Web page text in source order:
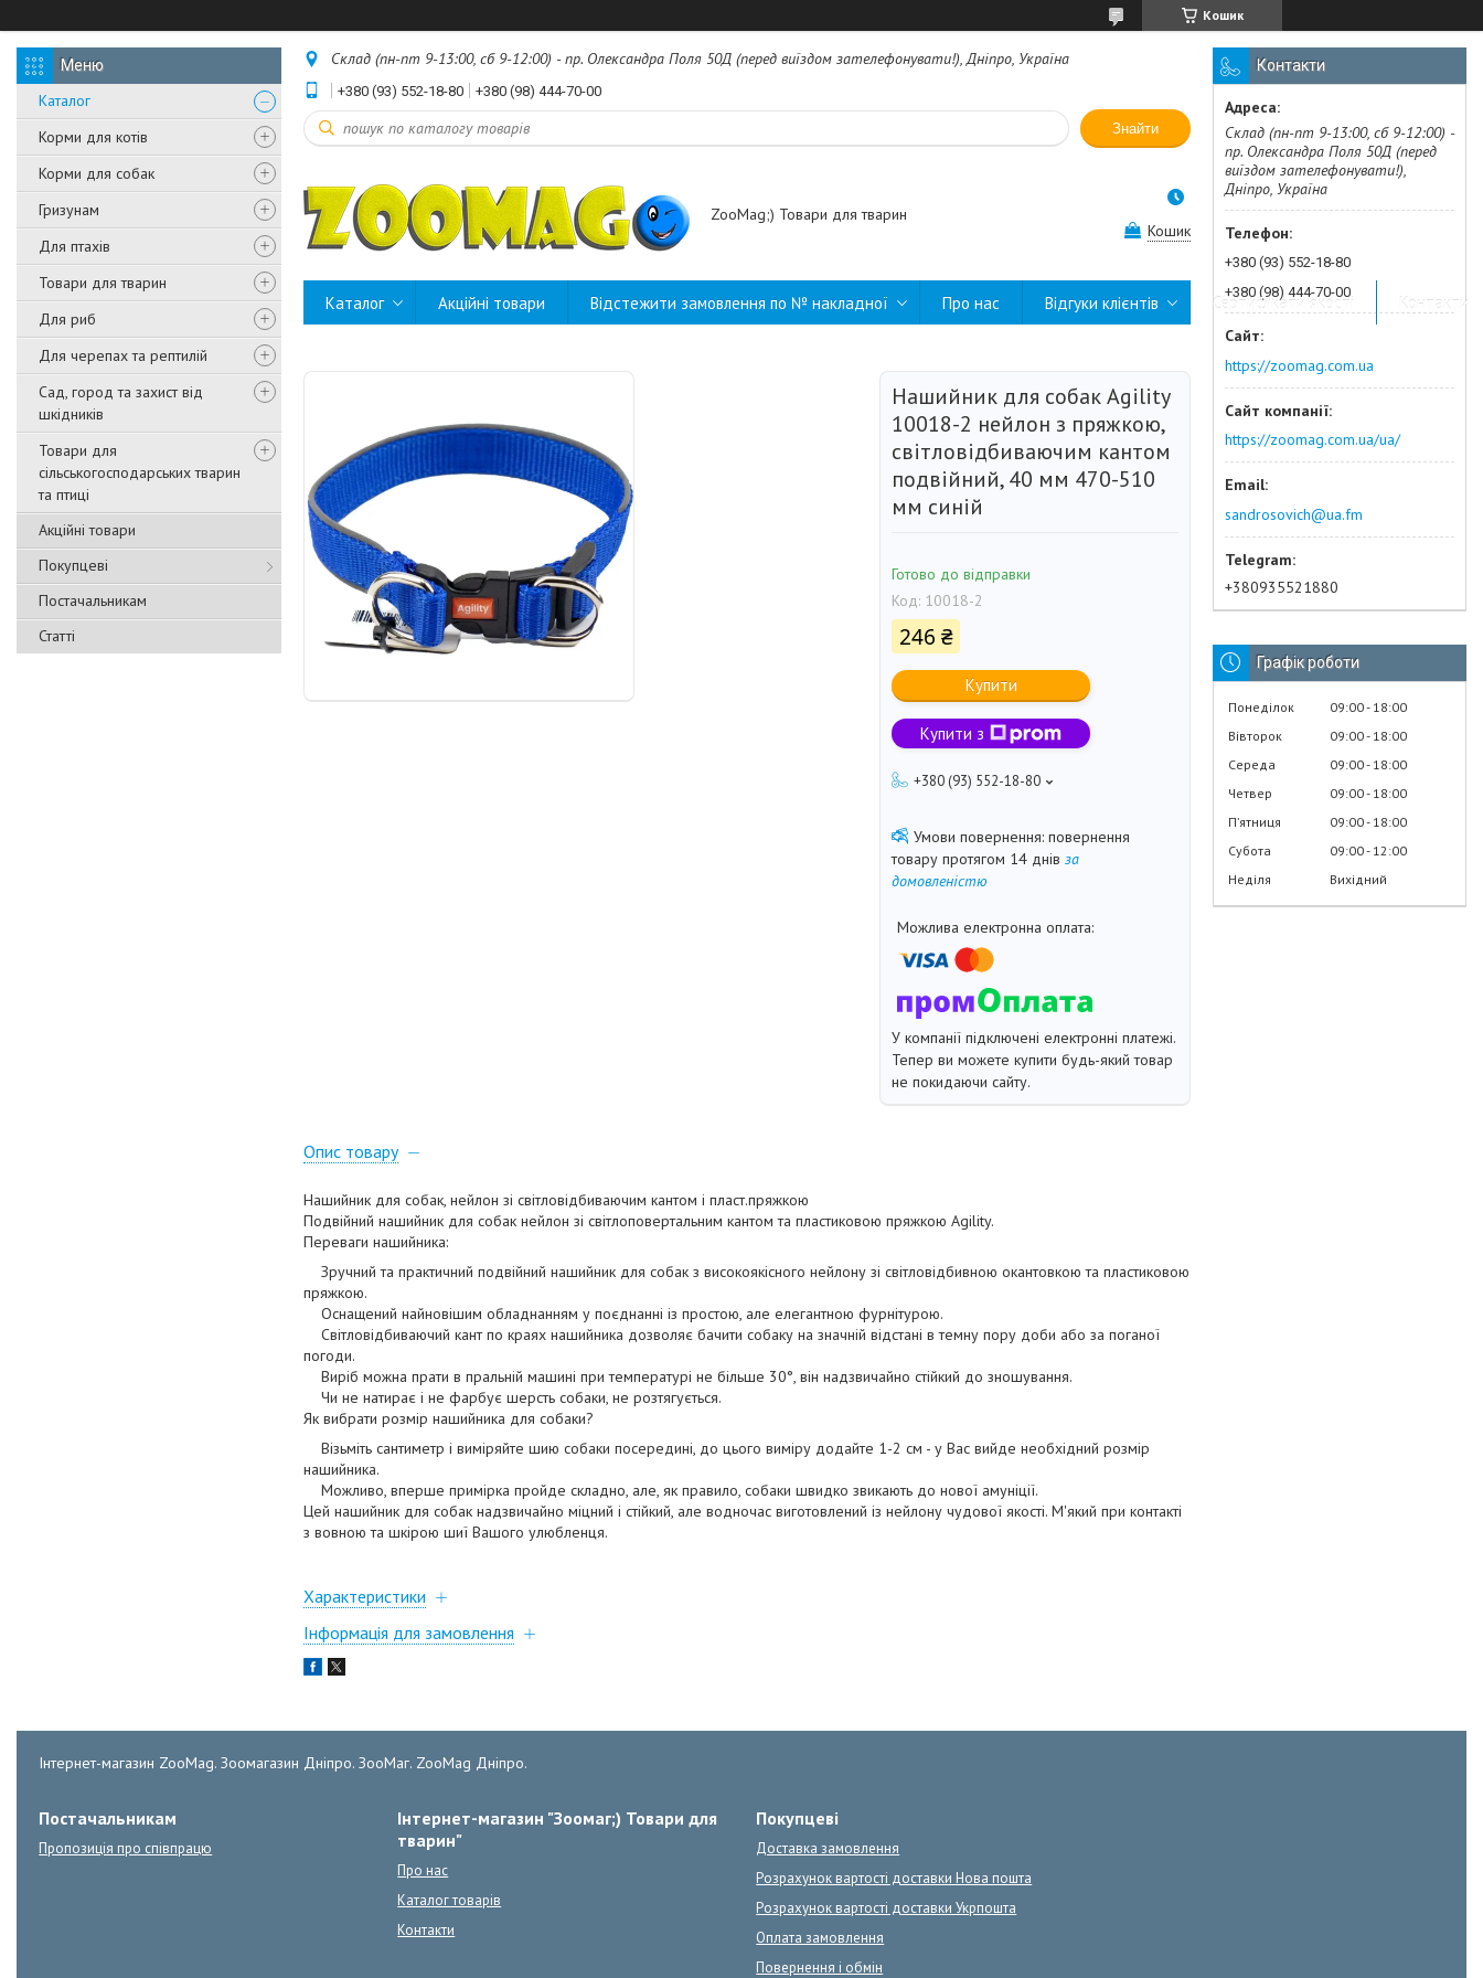
Кошик
Каталог
Корми для котів
Корми для собак
Гризунам
Для птахів
Товари для тварин
Для риб
Для черепах та рептилій
Сад, город та захист від
шкідників
Товари для
сільськогосподарських тварин
та птиці
Акційні товари
Покупцеві
Постачальникам
Статті
Склад (пн-пт 9-13:00, сб 9-12:00) - пр. Олександра Поля 50Д (перед виїздом зателефонувати!), Дніпро, Україна
+380 (93) 552-18-80 +380 (98) 444-70-00
Знайти
ZooMag;) Товари для тварин
Кошик
Каталог Акційні товари Відстежити замовлення по № накладної Про нас Відгуки клієнтів Сертифікати якості Контакти
Нашийник для собак Agility
10018-2 нейлон з пряжкою,
світловідбиваючим кантом
подвійний, 40 мм 470-510
мм синій
Готово до відправки
Код: 10018-2
246 ₴
Купити
Купити з
+380 (93) 552-18-80
повернення
товару протягом 14 днів за
домовленістю
У компанії підключені електронні платежі.
Тепер ви можете купити будь-який товар
не покидаючи сайту.
Опис товару
Нашийник для собак, нейлон зі світловідбиваючим кантом і пласт.пряжкою
Подвійний нашийник для собак нейлон зі світлоповертальним кантом та пластиковою пряжкою Agility.
Переваги нашийника:
Зручний та практичний подвійний нашийник для собак з високоякісного нейлону зі світловідбивною окантовкою та пластиковою
пряжкою.
Оснащений найновішим обладнанням у поєднанні із простою, але елегантною фурнітурою.
Світловідбиваючий кант по краях нашийника дозволяє бачити собаку на значній відстані в темну пору доби або за поганої
погоди.
Виріб можна прати в пральній машині при температурі не більше 30°, він надзвичайно стійкий до зношування.
Чи не натирає і не фарбує шерсть собаки, не розтягується.
Як вибрати розмір нашийника для собаки?
Візьміть сантиметр і виміряйте шию собаки посередині, до цього виміру додайте 1-2 см - у Вас вийде необхідний розмір
нашийника.
Можливо, вперше примірка пройде складно, але, як правило, собаки швидко звикають до нової амуніції.
Цей нашийник для собак надзвичайно міцний і стійкий, але водночас виготовлений із нейлону чудової якості. М'який при контакті
з вовною та шкірою шиї Вашого улюбленця.
Характеристики
Інформація для замовлення
Контакти
Склад (пн-пт 9-13:00, сб 9-12:00) -
пр. Олександра Поля 50Д (перед
виїздом зателефонувати!),
Дніпро, Україна
+380 (93) 552-18-80
+380 (98) 444-70-00
https://zoomag.com.ua
https://zoomag.com.ua/ua/
sandrosovich@ua.fm
+380935521880
Графік роботи
Понеділок 09:00 18:00
Вівторок
09:00 18:00
Середа
09:00 18:00
Четвер
09:00 18:00
Пʼятниця
09:00 18:00
Субота
09:00 12:00
Неділя
Вихідний
Інтернет-магазин ZooMag. Зоомагазин Дніпро. ЗооМаг. ZooMag Дніпро.
Постачальникам
Пропозиція про співпрацю
Інтернет-магазин "Зоомаг;) Товари для
тварин"
Про нас
Каталог товарів
Контакти
Покупцеві
Доставка замовлення
Розрахунок вартості доставки Нова пошта
Розрахунок вартості доставки Укрпошта
Оплата замовлення
Повернення і обмін